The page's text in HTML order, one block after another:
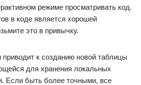
режиме просматривать код.
в коде является хорошей
это в привычку.
к созданию новой таблицы
для хранения локальных
Если быть более точными, все